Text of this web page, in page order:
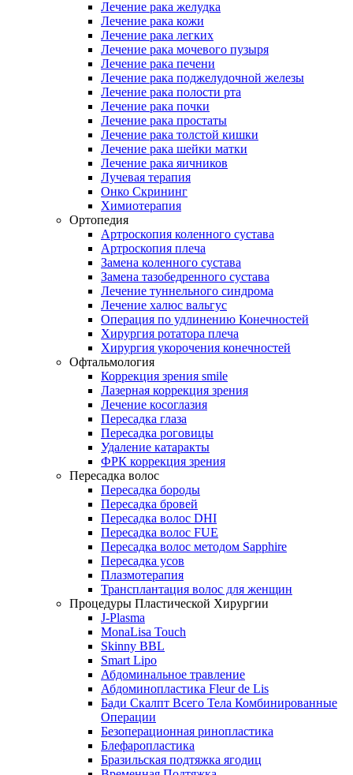
Лечение рака желудка
Лечение рака кожи
Лечение рака легких
Лечение рака мочевого пузыря
Лечение рака печени
Лечение рака поджелудочной железы
Лечение рака полости рта
Лечение рака почки
Лечение рака простаты
Лечение рака толстой кишки
Лечение рака шейки матки
Лечение рака яичников
Лучевая терапия
Онко Скрининг
Химиотерапия
Ортопедия
Артроскопия коленного сустава
Артроскопия плеча
Замена коленного сустава
Замена тазобедренного сустава
Лечение туннельного синдрома
Лечение халюс вальгус
Операция по удлинению Конечностей
Хирургия ротатора плеча
Хирургия укорочения конечностей
Офтальмология
Коррекция зрения smile
Лазерная коррекция зрения
Лечение косоглазия
Пересадка глаза
Пересадка роговицы
Удаление катаракты
ФРК коррекция зрения
Пересадка волос
Пересадка бороды
Пересадка бровей
Пересадка волос DHI
Пересадка волос FUE
Пересадка волос методом Sapphire
Пересадка усов
Плазмотерапия
Трансплантация волос для женщин
Процедуры Пластической Хирургии
J-Plasma
MonaLisa Touch
Skinny BBL
Smart Lipo
Абдоминальное травление
Абдоминопластика Fleur de Lis
Бади Скалпт Всего Тела Комбинированные
Операции
Безоперационная ринопластика
Блефаропластика
Бразильская подтяжка ягодиц